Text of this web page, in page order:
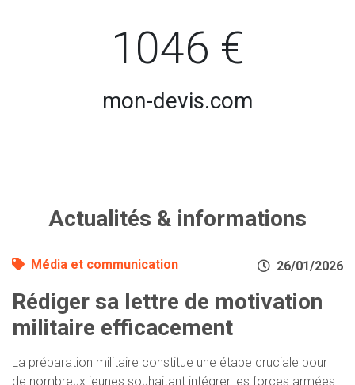
1046 €
mon-devis.com
Actualités & informations
Média et communication 26/01/2026
Rédiger sa lettre de motivation
militaire efficacement
La préparation militaire constitue une étape cruciale pour
de nombreux jeunes souhaitant intégrer les forces armées.